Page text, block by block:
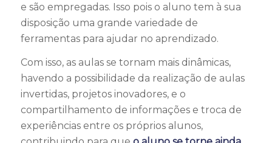
e são empregadas. Isso pois o aluno tem à sua
disposição uma grande variedade de
ferramentas para ajudar no aprendizado.
Com isso, as aulas se tornam mais dinâmicas,
havendo a possibilidade da realização de aulas
invertidas, projetos inovadores, e o
compartilhamento de informações e troca de
experiências entre os próprios alunos,